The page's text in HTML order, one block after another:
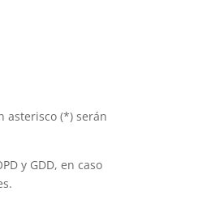
asterisco (*) serán
y GDD, en caso